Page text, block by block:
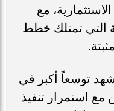
مع
التي تمتلك خطط
توسعاً أكبر في
مع استمرار تنفيذ